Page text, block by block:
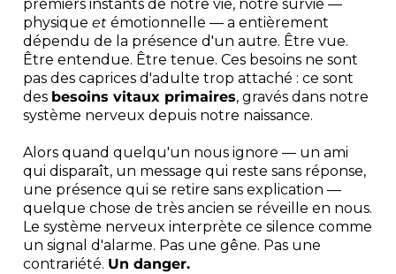
premiers instants de notre vie, notre survie —
physique et émotionnelle — a entièrement
dépendu de la présence d'un autre. Être vue.
Être entendue. Être tenue. Ces besoins ne sont
pas des caprices d'adulte trop attaché : ce sont
des besoins vitaux primaires, gravés dans notre
système nerveux depuis notre naissance.
Alors quand quelqu'un nous ignore — un ami
qui disparaît, un message qui reste sans réponse,
une présence qui se retire sans explication —
quelque chose de très ancien se réveille en nous.
Le système nerveux interprète ce silence comme
un signal d'alarme. Pas une gêne. Pas une
contrariété. Un danger.